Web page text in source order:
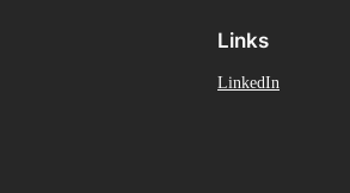
Links
LinkedIn